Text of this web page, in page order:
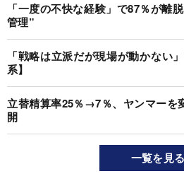
「一度の不快な経験」で87％が
管理”
「戦略は立派だが現場が動かない
系】
立替精算率25％→7％、ヤンマーを
開
一覧を見る